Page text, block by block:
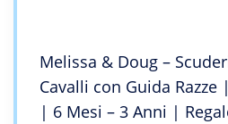
Melissa & Doug –
Cavalli con Guida
| 6 Mesi – 3 Anni |